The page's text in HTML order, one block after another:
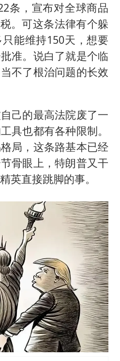
条，宣布对全球商品
。可这条法律有个躲
能维持150天，想要
准。说白了就是个临
不了根治问题的长效
己的最高法院废了一
具也都有各种限制。
局，这条路基本已经
骨眼上，特朗普又干
英直接跳脚的事。